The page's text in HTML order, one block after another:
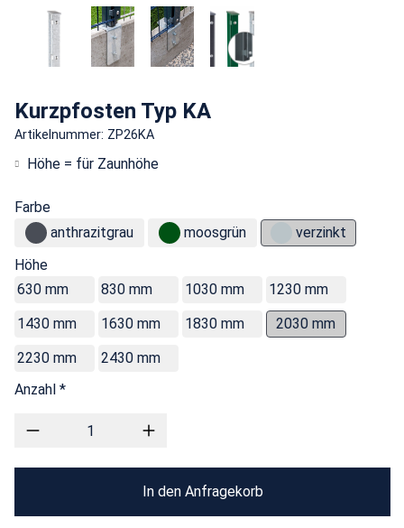
Kurzpfosten Typ KA
Artikelnummer: ZP26KA
Höhe = für Zaunhöhe
Farbe
anthrazitgrau
moosgrün
verzinkt
Höhe
630 mm
830 mm 1030 mm
1230 mm
1430 mm
1630 mm 1830 mm
2030 mm
2230 mm
2430 mm
Anzahl *
In den Anfragekorb